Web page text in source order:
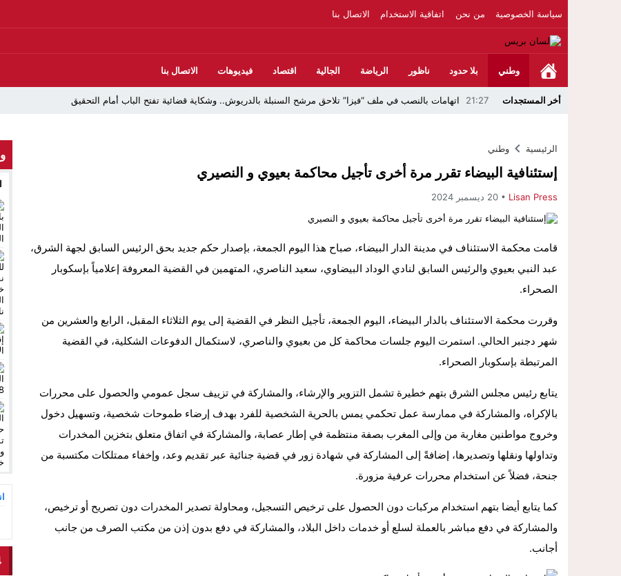
سياسة الخصوصية من نحن اتفاقية الاستخدام الاتصال بنا
وطني بلا حدود ناظور الرياضة الجالية اقتصاد فيديوهات الاتصال بنا
أخر المستجدات 21:27 اتهامات بالنصب في ملف “فيزا” تلاحق مرشح السنبلة بالدريوش.. وشكاية قضائية تفتح الباب أمام التحقيق
23:39
22:45 جمعية الجالية للنقل الدولي تخلد عيد العرش واليوم الوطني للمهاجر بحفل وطني بالناظور
16:47 بحلة جديدة وتطور غير مسبوق عبر تقنية الـ GPS.. منصة “مرحباناظور” تعزز مكانتها كوجهة أولى لسكان إقليمي الناظور والدريوش
14:57 داخل المحكمة..زوجة تمزق أوراق الطلاق وتحتضن زوجها في لحظة أعادت الأمل 13:06 المغاربةةصف واحد لموجهة
الرئيسية وطني
إستئنافية البيضاء تقرر مرة أخرى تأجيل محاكمة بعيوي و النصيري
Lisan Press 20 ديسمبر 2024
قامت محكمة الاستئناف في مدينة الدار البيضاء، صباح هذا اليوم الجمعة، بإصدار حكم جديد بحق الرئيس السابق لجهة الشرق،
عبد النبي بعيوي والرئيس السابق لنادي الوداد البيضاوي، سعيد الناصري، المتهمين في القضية المعروفة إعلامياً بإسكوبار
الصحراء.
وقررت محكمة الاستئناف بالدار البيضاء، اليوم الجمعة، تأجيل النظر في القضية إلى يوم الثلاثاء المقبل، الرابع والعشرين من
شهر دجنبر الحالي. استمرت اليوم جلسات محاكمة كل من بعيوي والناصري، لاستكمال الدفوعات الشكلية، في القضية
المرتبطة بإسكوبار الصحراء.
يتابع رئيس مجلس الشرق بتهم خطيرة تشمل التزوير والإرشاء، والمشاركة في تزييف سجل عمومي والحصول على محررات
بالإكراه، والمشاركة في ممارسة عمل تحكمي يمس بالحرية الشخصية للفرد بهدف إرضاء طموحات شخصية، وتسهيل دخول
وخروج مواطنين مغاربة من وإلى المغرب بصفة منتظمة في إطار عصابة، والمشاركة في اتفاق متعلق بتخزين المخدرات
وتداولها ونقلها وتصديرها، إضافةً إلى المشاركة في شهادة زور في قضية جنائية عبر تقديم وعد، وإخفاء ممتلكات مكتسبة من
جنحة، فضلاً عن استخدام محررات عرفية مزورة.
كما يتابع أيضا بتهم استخدام مركبات دون الحصول على ترخيص التسجيل، ومحاولة تصدير المخدرات دون تصريح أو ترخيص،
والمشاركة في دفع مباشر بالعملة لسلع أو خدمات داخل البلاد، والمشاركة في دفع بدون إذن من مكتب الصرف من جانب
أجانب.